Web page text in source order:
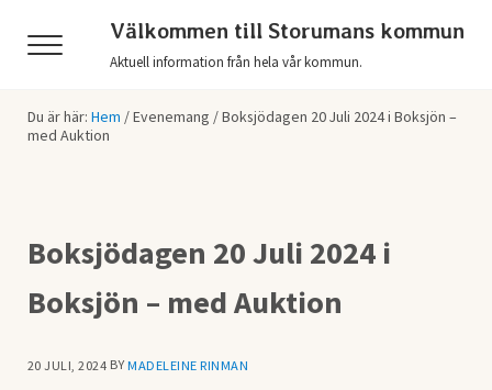
Menu
Välkommen till Storumans kommun
Aktuell information från hela vår kommun.
Du är här: Hem /Evenemang /Boksjödagen 20 Juli 2024 i Boksjön –
med Auktion
Boksjödagen 20 Juli 2024 i
Boksjön – med Auktion
20 JULI, 2024 BYMADELEINE RINMAN